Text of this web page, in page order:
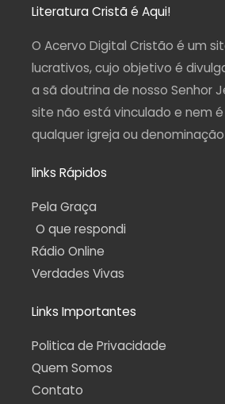
a
g
a
m
b
o
k
-
f
u
b
g
r
m
s
a
p
Literatura Cristã é Aqui!
O Acervo Digital Cristão é um
lucrativos, cujo objetivo é
a sã doutrina de nosso Senhor
site não está vinculado e nem
qualquer igreja ou
links Rápidos
Pela Graça
O que respondi
Rádio Online
Verdades Vivas
Links Importantes
Politica de Privacidade
Quem Somos
Contato